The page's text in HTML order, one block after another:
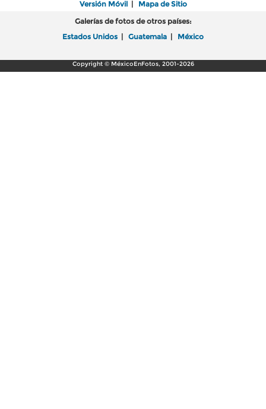
Versión Móvil| Mapa de Sitio
Galerías de fotos de otros países:
Estados Unidos | Guatemala | México
Copyright © MéxicoEnFotos, 2001-2026